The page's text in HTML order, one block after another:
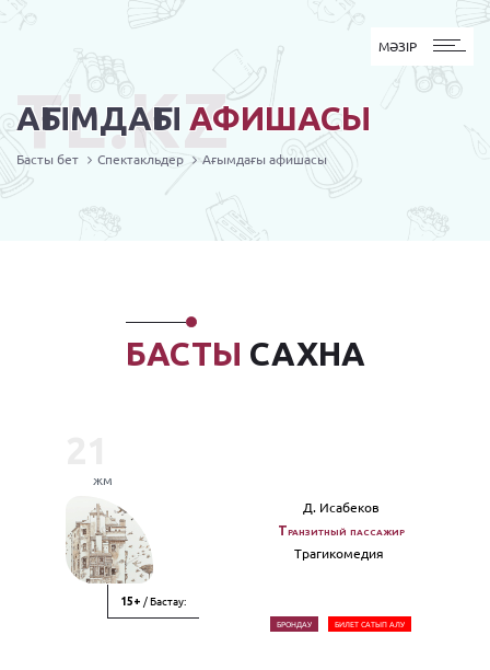
MӘЗІР
МӘЗІР
АҒЫМДАҒЫ АФИШАСЫ
TL.KZ
Басты бет Спектакльдер Ағымдағы афишасы
БАСТЫ САХНА
жм
15+ / Бастау:
Д. Исабеков
Транзитный пассажир
Трагикомедия
БРОНДАУ БИЛЕТ САТЫП АЛУ